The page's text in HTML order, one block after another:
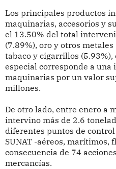
Los principales productos
maquinarias, accesorios y
el 13.50% del total
(7.89%), oro y otros
tabaco y cigarrillos
especial corresponde a una
maquinarias por un valor
millones.
De otro lado, entre enero a
intervino más de 2.6
diferentes puntos de
SUNAT -aéreos, marítimos,
consecuencia de 74
mercancías.